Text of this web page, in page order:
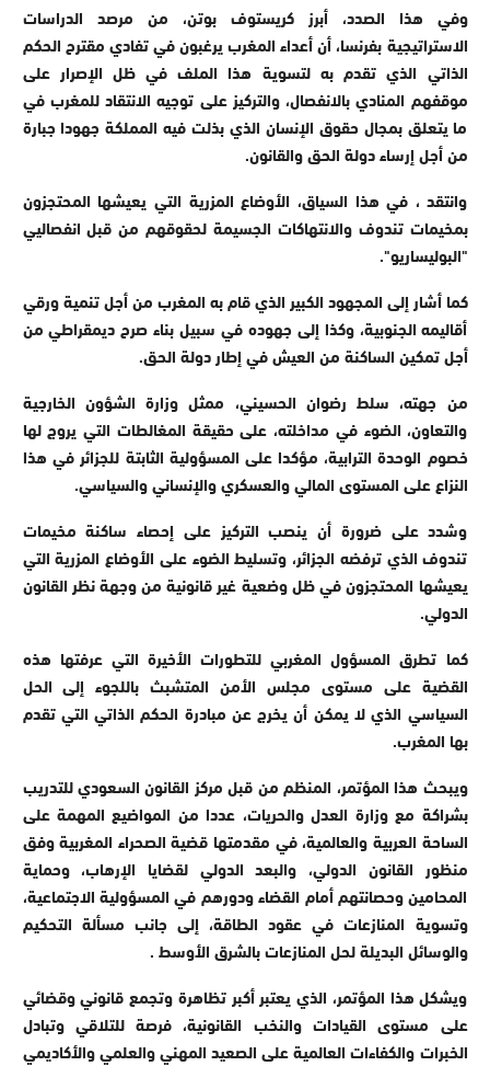
وفي هذا الصدد، أبرز كريستوف بوتن، من مرصد الدراسات
الاستراتيجية بفرنسا، أن أعداء المغرب يرغبون في تفادي مقترح الحكم
الذاتي الذي تقدم به لتسوية هذا الملف في ظل الإصرار على
موقفهم المنادي بالانفصال، والتركيز على توجيه الانتقاد للمغرب في
ما يتعلق بمجال حقوق الإنسان الذي بذلت فيه المملكة جهودا جبارة
من أجل إرساء دولة الحق والقانون.
وانتقد ، في هذا السياق، الأوضاع المزرية التي يعيشها المحتجزون
بمخيمات تندوف والانتهاكات الجسيمة لحقوقهم من قبل انفصاليي
"البوليساريو".
كما أشار إلى المجهود الكبير الذي قام به المغرب من أجل تنمية ورقي
أقاليمه الجنوبية، وكذا إلى جهوده في سبيل بناء صرح ديمقراطي من
أجل تمكين الساكنة من العيش في إطار دولة الحق.
من جهته، سلط رضوان الحسيني، ممثل وزارة الشؤون الخارجية
والتعاون، الضوء في مداخلته، على حقيقة المغالطات التي يروج لها
خصوم الوحدة الترابية، مؤكدا على المسؤولية الثابتة للجزائر في هذا
النزاع على المستوى المالي والعسكري والإنساني والسياسي.
وشدد على ضرورة أن ينصب التركيز على إحصاء ساكنة مخيمات
تندوف الذي ترفضه الجزائر، وتسليط الضوء على الأوضاع المزرية التي
يعيشها المحتجزون في ظل وضعية غير قانونية من وجهة نظر القانون
الدولي.
كما تطرق المسؤول المغربي للتطورات الأخيرة التي عرفتها هذه
القضية على مستوى مجلس الأمن المتشبث باللجوء إلى الحل
السياسي الذي لا يمكن أن يخرج عن مبادرة الحكم الذاتي التي تقدم
بها المغرب.
ويبحث هذا المؤتمر، المنظم من قبل مركز القانون السعودي للتدريب
بشراكة مع وزارة العدل والحريات، عددا من المواضيع المهمة على
الساحة العربية والعالمية، في مقدمتها قضية الصحراء المغربية وفق
منظور القانون الدولي، والبعد الدولي لقضايا الإرهاب، وحماية
المحامين وحصانتهم أمام القضاء ودورهم في المسؤولية الاجتماعية،
وتسوية المنازعات في عقود الطاقة، إلى جانب مسألة التحكيم
والوسائل البديلة لحل المنازعات بالشرق الأوسط .
ويشكل هذا المؤتمر، الذي يعتبر أكبر تظاهرة وتجمع قانوني وقضائي
على مستوى القيادات والنخب القانونية، فرصة للتلاقي وتبادل
الخبرات والكفاءات العالمية على الصعيد المهني والعلمي والأكاديمي